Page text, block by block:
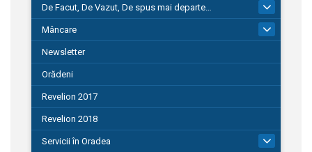
De Facut, De Vazut, De spus mai departe…
580
Mâncare
Newsletter
Orădeni
Revelion 2017
Revelion 2018
Servicii în Oradea